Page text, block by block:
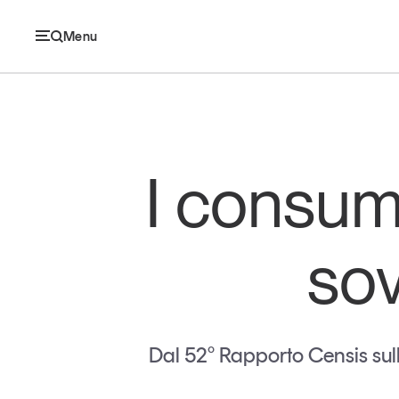
Menu
Economia e consumi
Retail e brand
I
Dal 52° Rapporto Censis